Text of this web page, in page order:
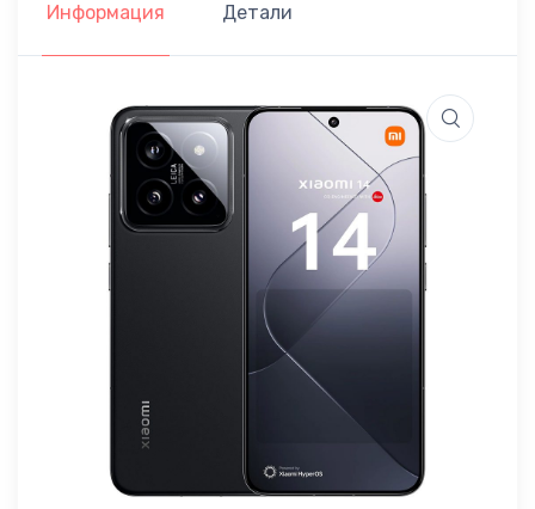
Информация Детали